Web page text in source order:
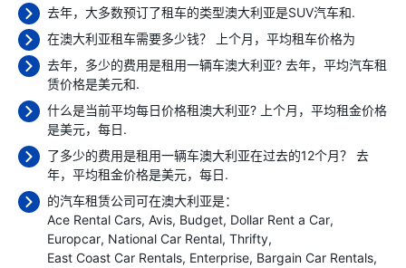
去年，大多数预订了租车的类型澳大利亚是SUV汽车和.
在澳大利亚租车需要多少钱？ 上个月，平均租车价格为
去年，多少的费用是租用一辆车澳大利亚? 去年，平均汽车租
赁价格是美元和.
什么是当前平均每日价格租澳大利亚? 上个月，平均租金价格
是美元，每日.
了多少的费用是租用一辆车澳大利亚在过去的12个月？ 去
年，平均租金价格是美元，每日.
的汽车租赁公司可在澳大利亚是：
Ace Rental Cars Avis Budget Dollar Rent a Car
Europcar National Car Rental Thrifty
East Coast Car Rentals Enterprise Bargain Car Rentals